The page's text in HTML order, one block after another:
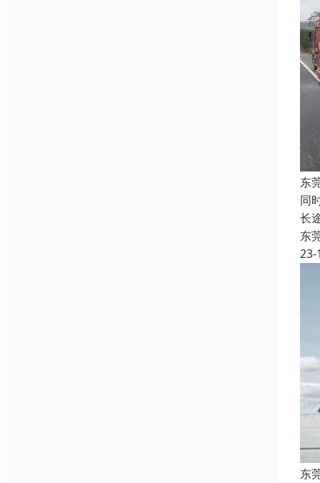
东
同
长
东
23-
东